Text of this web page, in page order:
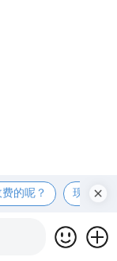
的呢？ 现在有